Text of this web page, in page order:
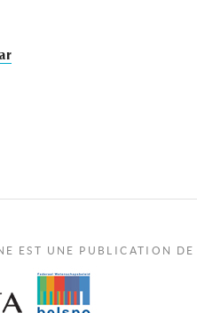
EST UNE PUBLICATION DE